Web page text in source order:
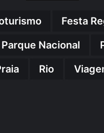
Festa
Parque Nacional
Rio